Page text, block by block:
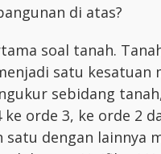
di atas?
soal tanah.
satu kesatuan
sebidang
orde 3, ke orde 2
dengan lainnya